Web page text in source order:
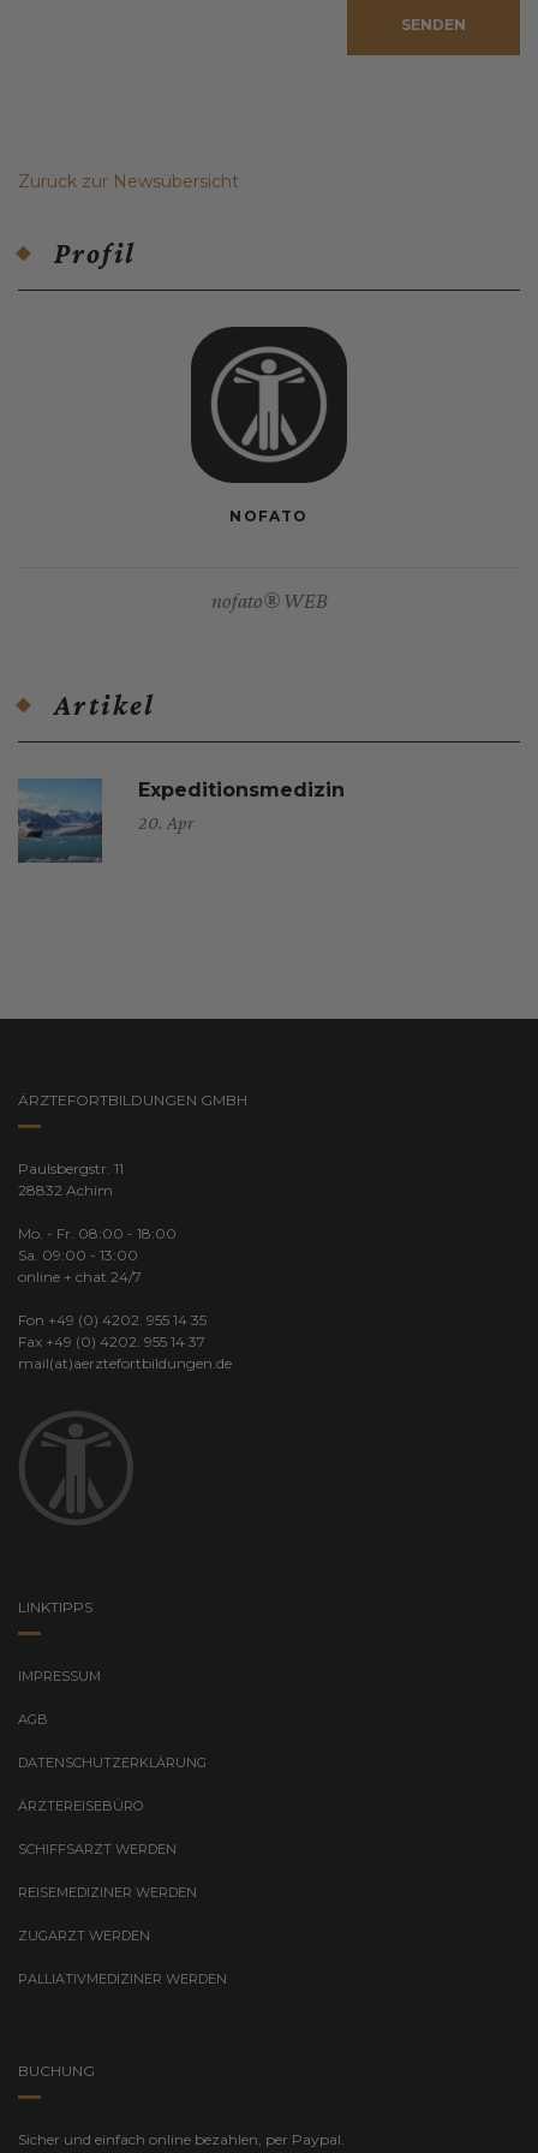
SENDEN
Zurück zur Newsübersicht
Profil
NOFATO
nofato® WEB
Artikel
Expeditionsmedizin
20. Apr
ÄRZTEFORTBILDUNGEN GMBH
Paulsbergstr. 11
28832 Achim
Mo. - Fr. 08:00 - 18:00
Sa. 09:00 - 13:00
online + chat 24/7
Fon +49 (0) 4202. 955 14 35
Fax +49 (0) 4202. 955 14 37
mail(at)aerztefortbildungen.de
LINKTIPPS
IMPRESSUM
AGB
DATENSCHUTZERKLÄRUNG
ÄRZTEREISEBÜRO
SCHIFFSARZT WERDEN
REISEMEDIZINER WERDEN
ZUGARZT WERDEN
PALLIATIVMEDIZINER WERDEN
BUCHUNG
Sicher und einfach online bezahlen, per Paypal.